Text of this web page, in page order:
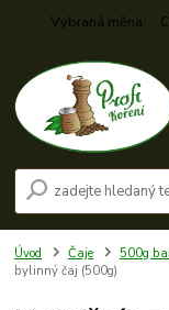
Úvod Čaje 500g
bylinný čaj (500g)